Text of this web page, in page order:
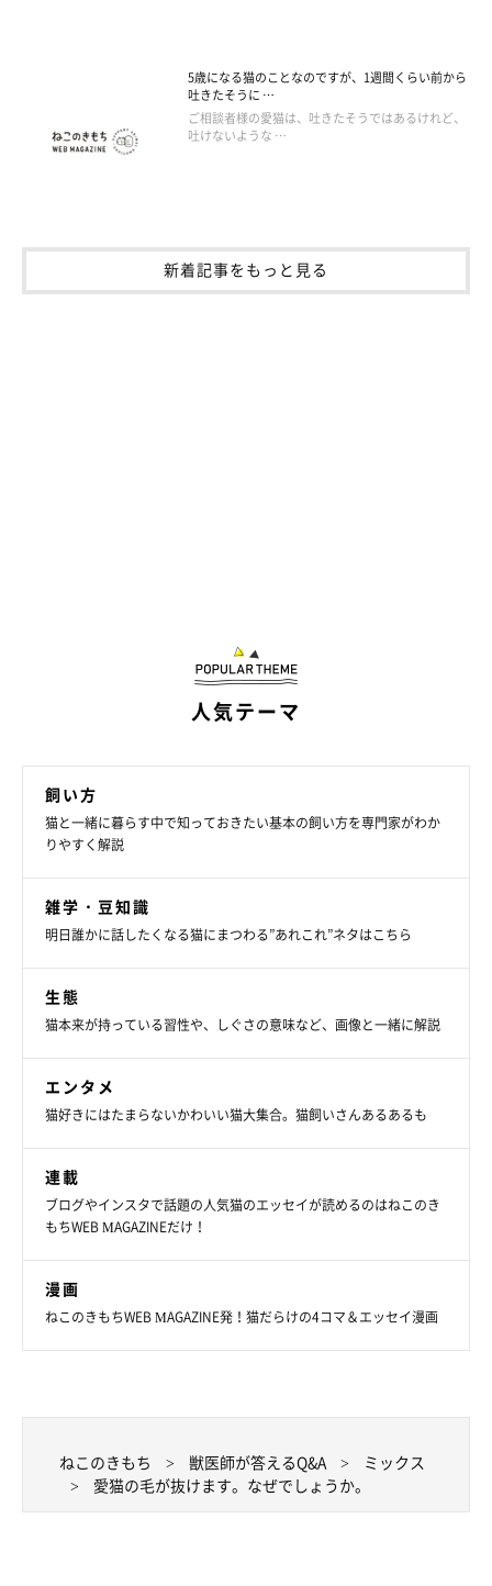
5歳になる猫のことなのですが、1週間くらい前から
吐きたそうに …
ご相談者様の愛猫は、吐きたそうではあるけれど、
吐けないような …
新着記事をもっと見る
人気テーマ
飼い方
猫と一緒に暮らす中で知っておきたい基本の飼い方を専門家がわか
りやすく解説
雑学・豆知識
明日誰かに話したくなる猫にまつわる”あれこれ”ネタはこちら
生態
猫本来が持っている習性や、しぐさの意味など、画像と一緒に解説
エンタメ
猫好きにはたまらないかわいい猫大集合。猫飼いさんあるあるも
連載
ブログやインスタで話題の人気猫のエッセイが読めるのはねこのき
もちWEB MAGAZINEだけ！
漫画
ねこのきもちWEB MAGAZINE発！猫だらけの4コマ＆エッセイ漫画
ねこのきもち 獣医師が答えるQ&A
ミックス
愛猫の毛が抜けます。なぜでしょうか。